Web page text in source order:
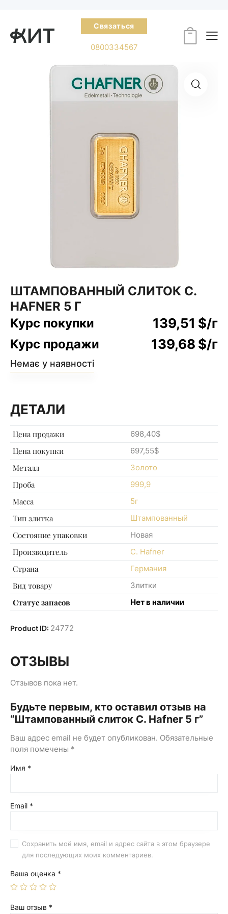
Связаться
0800334567
ШТАМПОВАННЫЙ СЛИТОК C.
HAFNER 5 Г
Курс покупки
139,51 $/г
Курс продажи 139,68 $/г
Немає у наявності
ДЕТАЛИ
Цена продажи 698,40$
Цена покупки 697,55$
Металл Золото
Проба 999,9
Масса 5г
Тип злитка Штампованный
Состояние упаковки Новая
Производитель C. Hafner
Страна Германия
Вид товару Злитки
Статус запасов Нет в наличии
Product ID: 24772
ОТЗЫВЫ
Отзывов пока нет.
Будьте первым, кто оставил отзыв на
“Штампованный слиток C. Hafner 5 г”
Ваш адрес email не будет опубликован. Обязательные
поля помечены *
Имя *
Email *
Сохранить моё имя, email и адрес сайта в этом браузере
для последующих моих комментариев.
Ваша оценка *
Ваш отзыв *